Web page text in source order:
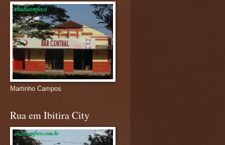
Martinho Campos
Rua em Ibitira City